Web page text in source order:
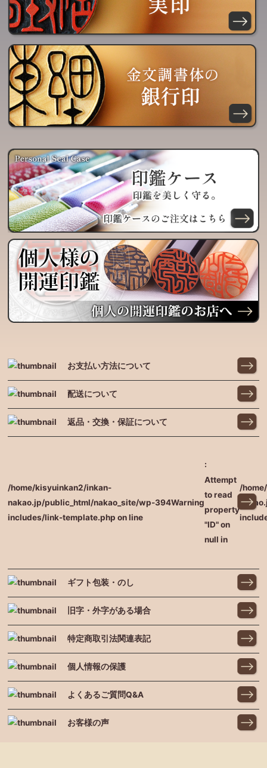
お支払い方法について
配送について
返品・交換・保証について
/home/kisyuinkan2/inkan-
nakao.jp/public_html/nakao_site/wp-
includes/link-template.php on line
394Warning
:
Attempt
to read
property
"ID" on
null in
/
ギフト包装・のし
旧字・外字がある場合
特定商取引法関連表記
個人情報の保護
よくあるご質問Q&A
お客様の声